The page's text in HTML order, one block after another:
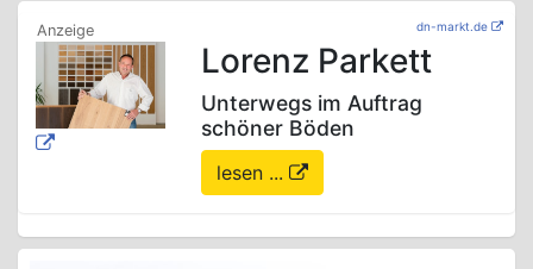
dn-markt.de
Lorenz Parkett
Unterwegs im Auftrag
schöner Böden
lesen ...